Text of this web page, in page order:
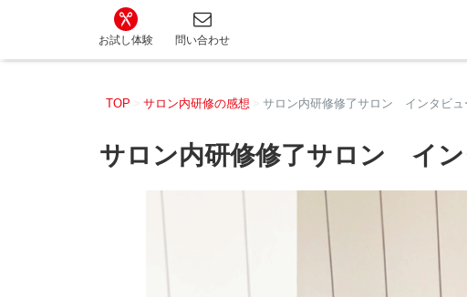
カット講習・カットスクール 日本カットアカデミー総合
お試し体験 問い合わせ
TOP サロン内研修の感想 サロン内研修修了サロン インタビュ
サロン内研修修了サロン イ